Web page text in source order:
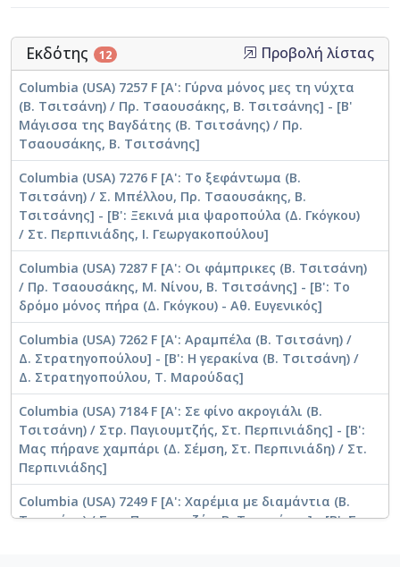
Εκδότης 12 Προβολή λίστας
Columbia (USA) 7257 F [Α': Γύρνα μόνος μες τη νύχτα
(Β. Τσιτσάνη) / Πρ. Τσαουσάκης, Β. Τσιτσάνης] - [Β'
Μάγισσα της Βαγδάτης (Β. Τσιτσάνης) / Πρ.
Τσαουσάκης, Β. Τσιτσάνης]
Columbia (USA) 7276 F [Α': Το ξεφάντωμα (Β.
Τσιτσάνη) / Σ. Μπέλλου, Πρ. Τσαουσάκης, Β.
Τσιτσάνης] - [Β': Ξεκινά μια ψαροπούλα (Δ. Γκόγκου)
/ Στ. Περπινιάδης, Ι. Γεωργακοπούλου]
Columbia (USA) 7287 F [Α': Οι φάμπρικες (Β. Τσιτσάνη)
/ Πρ. Τσαουσάκης, Μ. Νίνου, Β. Τσιτσάνης] - [Β': Το
δρόμο μόνος πήρα (Δ. Γκόγκου) - Αθ. Ευγενικός]
Columbia (USA) 7262 F [Α': Αραμπέλα (Β. Τσιτσάνη) /
Δ. Στρατηγοπούλου] - [Β': Η γερακίνα (Β. Τσιτσάνη) /
Δ. Στρατηγοπούλου, Τ. Μαρούδας]
Columbia (USA) 7184 F [Α': Σε φίνο ακρογιάλι (Β.
Τσιτσάνη) / Στρ. Παγιουμτζής, Στ. Περπινιάδης] - [Β':
Μας πήρανε χαμπάρι (Δ. Σέμση, Στ. Περπινιάδη) / Στ.
Περπινιάδης]
Columbia (USA) 7249 F [Α': Χαρέμια με διαμάντια (Β.
Τσιτσάνη) / Στρ. Παγιουμτζής, Β. Τσιτσάνης] - [Β': Σε